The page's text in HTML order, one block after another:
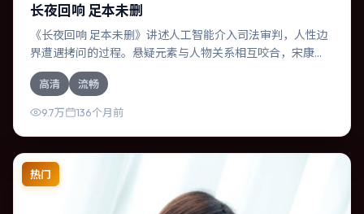
长夜回响 足本未删
《长夜回响 足本未删》讲述人工智能介入司法审判，人性边
界遭遇拷问的过程。悬疑元素与人物关系相互咬合，宋康
昊、木村拓哉的对手戏尤为出彩。导演宫崎骏善于在长镜头
中积蓄张力，本片亦在加拿大实地取景，增强真实质感。
高清 流畅
9.7万 136个月前
热门